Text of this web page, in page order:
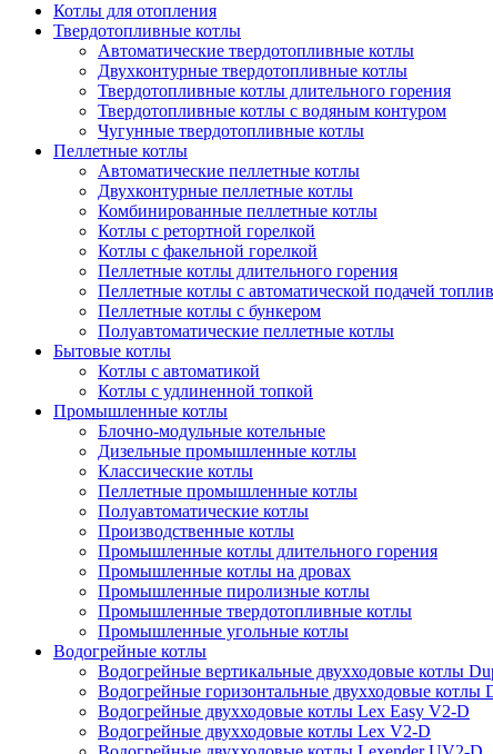
Котлы для отопления
Твердотопливные котлы
Автоматические твердотопливные котлы
Двухконтурные твердотопливные котлы
Твердотопливные котлы длительного горения
Твердотопливные котлы с водяным контуром
Чугунные твердотопливные котлы
Пеллетные котлы
Автоматические пеллетные котлы
Двухконтурные пеллетные котлы
Комбинированные пеллетные котлы
Котлы с ретортной горелкой
Котлы с факельной горелкой
Пеллетные котлы длительного горения
Пеллетные котлы с автоматической подачей
Пеллетные котлы с бункером
Полуавтоматические пеллетные котлы
Бытовые котлы
Котлы с автоматикой
Котлы с удлиненной топкой
Промышленные котлы
Блочно-модульные котельные
Дизельные промышленные котлы
Классические котлы
Пеллетные промышленные котлы
Полуавтоматические котлы
Производственные котлы
Промышленные котлы длительного горения
Промышленные котлы на дровах
Промышленные пиролизные котлы
Промышленные твердотопливные котлы
Промышленные угольные котлы
Водогрейные котлы
Водогрейные вертикальные двухходовые котлы
Водогрейные горизонтальные двухходовые котлы
Водогрейные двухходовые котлы Lex Easy V2-D
Водогрейные двухходовые котлы Lex V2-D